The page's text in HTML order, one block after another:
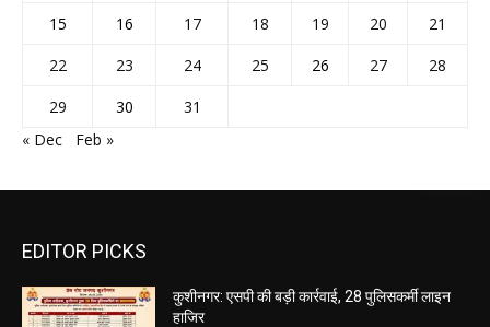
15
16 17 18 19 20
21
22
23 24 25 26 27
28
29
30
31
« Dec
Feb »
EDITOR PICKS
कुशीनगर: एसपी की बड़ी कार्रवाई, 28 पुलिसकर्मी लाइन
हाजिर